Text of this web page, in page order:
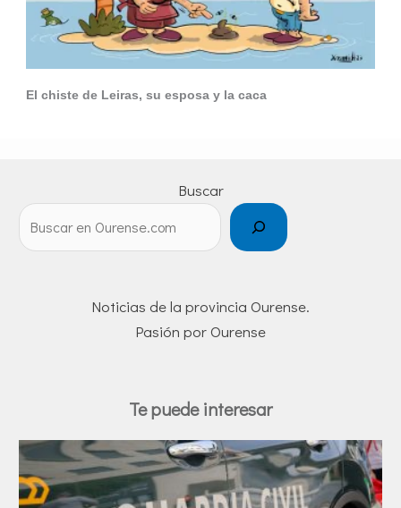
El chiste de Leiras, su esposa y la caca
Buscar
Noticias de la provincia Ourense.
Pasión por Ourense
Te puede interesar